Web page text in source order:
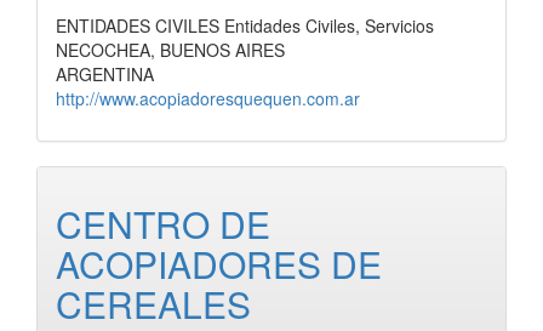
ENTIDADES CIVILES Entidades Civiles, Servicios
NECOCHEA, BUENOS AIRES
ARGENTINA
http://www.acopiadoresquequen.com.ar
CENTRO DE
ACOPIADORES DE
CEREALES